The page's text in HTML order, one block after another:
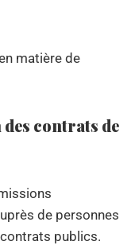
matière de
contrats de
de personnes
publics.